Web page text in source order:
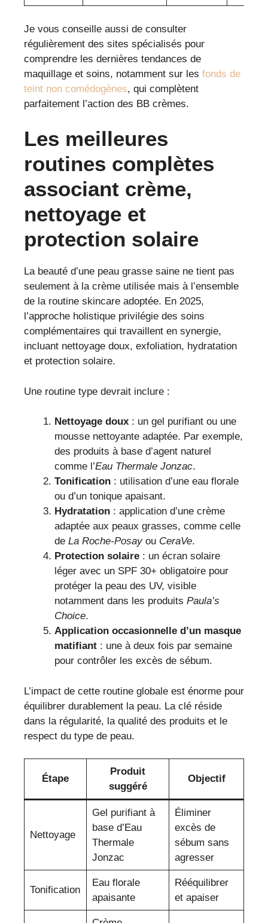
Je vous conseille aussi de consulter
régulièrement des sites spécialisés pour
comprendre les dernières tendances de
maquillage et soins, notamment sur les fonds de
teint non comédogènes, qui complètent
parfaitement l’action des BB crèmes.
Les meilleures
routines complètes
associant crème,
nettoyage et
protection solaire
La beauté d’une peau grasse saine ne tient pas
seulement à la crème utilisée mais à l’ensemble
de la routine skincare adoptée. En 2025,
l’approche holistique privilégie des soins
complémentaires qui travaillent en synergie,
incluant nettoyage doux, exfoliation, hydratation
et protection solaire.
Une routine type devrait inclure :
Nettoyage doux : un gel purifiant ou une
mousse nettoyante adaptée. Par exemple,
des produits à base d’agent naturel
comme l’Eau Thermale Jonzac.
Tonification : utilisation d’une eau florale
ou d’un tonique apaisant.
Hydratation : application d’une crème
adaptée aux peaux grasses, comme celle
de La Roche-Posayou CeraVe.
Protection solaire : un écran solaire
léger avec un SPF 30+ obligatoire pour
protéger la peau des UV, visible
notamment dans les produits Paula’s
Choice.
Application occasionnelle d’un masque
matifiant : une à deux fois par semaine
pour contrôler les excès de sébum.
L’impact de cette routine globale est énorme pour
équilibrer durablement la peau. La clé réside
dans la régularité, la qualité des produits et le
respect du type de peau.
Étape
Produit
suggéré
Objectif
Nettoyage
Gel purifiant à
base d’Eau
Thermale
Jonzac
Éliminer
excès de
sébum sans
agresser
Tonification
Eau florale
apaisante
Rééquilibrer
et apaiser